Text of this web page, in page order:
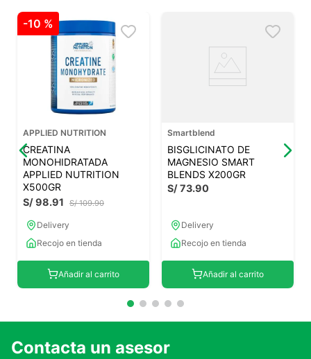
-10 %
APPLIED NUTRITION
CREATINA
MONOHIDRATADA
APPLIED NUTRITION
X500GR
S/ 109.90
S/98.91
Delivery
Recojo en tienda
Añadir al carrito
Smartblend
BISGLICINATO DE
MAGNESIO SMART
BLENDS X200GR
S/73.90
Delivery
Recojo en tienda
Añadir al carrito
Contacta un asesor